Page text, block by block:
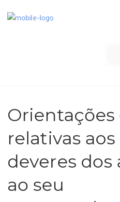
Orientações
relativas
deveres dos
ao seu